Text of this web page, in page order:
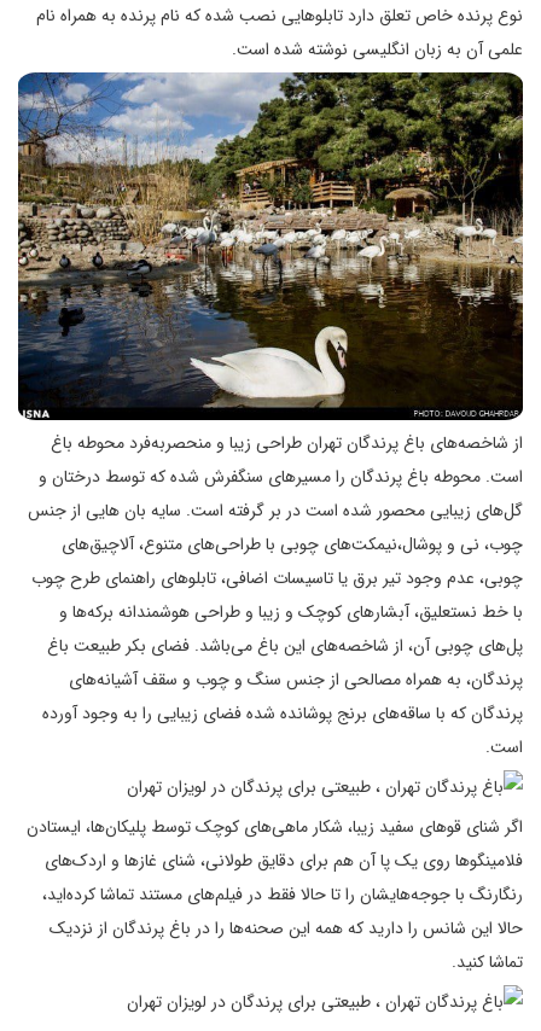
نوع پرنده خاص تعلق دارد تابلوهایی نصب شده كه نام پرنده به همراه نام
علمی آن به زبان انگلیسی نوشته شده است.
از شاخصه‌های باغ پرندگان تهران طراحی زیبا و منحصربه‌فرد محوطه باغ
است. محوطه باغ پرندگان را مسیرهای سنگفرش شده که توسط درختان و
گل‌های زیبایی محصور شده است در بر گرفته است. سایه بان هایی از جنس
چوب، نی و پوشال،نیمکت‌های چوبی با طراحی‌های متنوع، آلاچیق‌های
چوبی، عدم وجود تیر برق یا تاسیسات اضافی، تابلوهای راهنمای طرح چوب
با خط نستعلیق، آبشارهای کوچک و زیبا و طراحی هوشمندانه برکه‌ها و
پل‌های چوبی آن، از شاخصه‌های این باغ می‌باشد. فضای بكر طبیعت باغ
پرندگان، به همراه مصالحی از جنس سنگ و چوب و سقف آشیانه‌های
پرندگان كه با ساقه‌های برنج پوشانده شده فضای زیبایی را به وجود آورده
است.
اگر شنای قوهای سفید زیبا، شكار ماهی‌های كوچک توسط پلیكان‌ها، ایستادن
فلامینگوها روی یک پا آن هم برای دقایق طولانی، شنای غازها و اردک‌های
رنگارنگ با جوجه‌هایشان را تا حالا فقط در فیلم‌های مستند تماشا كرده‌اید،
حالا این شانس را دارید كه همه این صحنه‌ها را در باغ پرندگان از نزدیک
تماشا كنید.